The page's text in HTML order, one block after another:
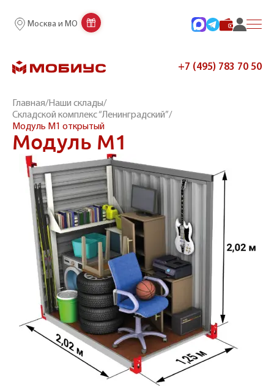
Москва и МО
+7 (495) 783 70 50
Главная/Наши склады/
Складской комплекс “Ленинградский”/
Модуль М1 открытый
Модуль М1